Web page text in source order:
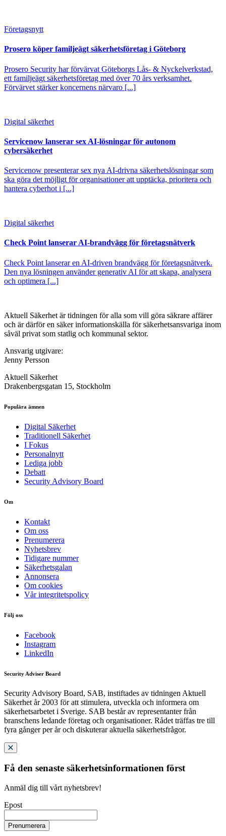
Företagsnytt
Prosero köper familjeägt säkerhetsföretag i Göteborg
Prosero Security har förvärvat Göteborgs Lås- & Nyckelverkstad,
ett familjeägt säkerhetsföretag med över 70 års verksamhet.
Förvärvet stärker koncernens närvaro [...]
Digital säkerhet
Servicenow lanserar sex AI-lösningar för autonom
cybersäkerhet
Servicenow presenterar sex nya AI-drivna säkerhetslösningar som
ska göra det möjligt för organisationer att upptäcka, prioritera och
hantera cyberhot i [...]
Digital säkerhet
Check Point lanserar AI-brandvägg för företagsnätverk
Check Point lanserar en AI-driven brandvägg för företagsnätverk.
Den nya lösningen använder generativ AI för att skapa, analysera
och optimera [...]
Aktuell Säkerhet är tidningen för alla som vill göra säkrare affärer
och är därför en säker informationskälla för säkerhets­ansvariga inom
såväl privat som statlig och kommunal sektor.
Ansvarig utgivare:
Jenny Persson
Aktuell Säkerhet
Drakenbergsgatan 15, Stockholm
Populära ämnen
Digital Säkerhet
Traditionell Säkerhet
I Fokus
Personalnytt
Lediga jobb
Debatt
Security Advisory Board
Om
Kontakt
Om oss
Prenumerera
Nyhetsbrev
Tidigare nummer
Säkerhetsgalan
Annonsera
Om cookies
Vår integritetspolicy
Följ oss
Facebook
Instagram
LinkedIn
Security Adviser Board
Security Advisory Board, SAB, instiftades av tidningen Aktuell
Säkerhet år 2003 för att stimulera, utveckla och informera om
säkerhetsarbetet i Sverige. SAB består av representanter från
branschens ledande företag och organisationer. Rådet träffas tre till
fyra gånger per år och diskuterar aktuella säkerhetsfrågor.
Få den senaste säkerhetsinformationen först
Anmäl dig till vårt nyhetsbrev!
Epost
Prenumerera